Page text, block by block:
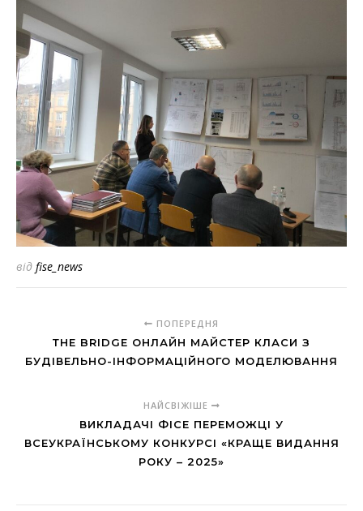
від fise_news
ПОПЕРЕДНЯ
ТHE BRIDGE ОНЛАЙН МАЙСТЕР КЛАСИ З
БУДІВЕЛЬНО-ІНФОРМАЦІЙНОГО МОДЕЛЮВАННЯ
НАЙСВІЖІШЕ
ВИКЛАДАЧІ ФІСЕ ПЕРЕМОЖЦІ У
ВСЕУКРАЇНСЬКОМУ КОНКУРСІ «КРАЩЕ ВИДАННЯ
РОКУ – 2025»